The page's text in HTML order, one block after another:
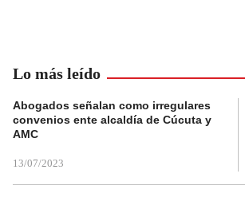
Lo más leído
Abogados señalan como irregulares
convenios ente alcaldía de Cúcuta y
AMC
13/07/2023